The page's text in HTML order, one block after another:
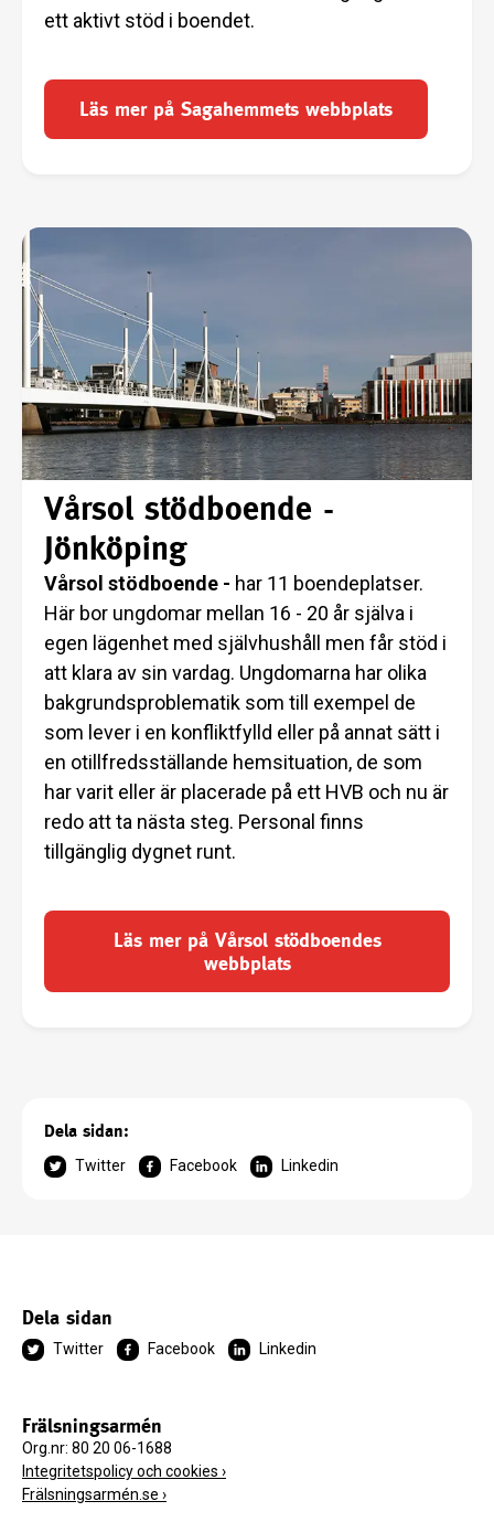
ett aktivt stöd i boendet.
Läs mer på Sagahemmets webbplats
Vårsol stödboende -
Jönköping
Vårsol stödboende - har 11 boendeplatser.
Här bor ungdomar mellan 16 - 20 år själva i
egen lägenhet med självhushåll men får stöd i
att klara av sin vardag. Ungdomarna har olika
bakgrundsproblematik som till exempel de
som lever i en konfliktfylld eller på annat sätt i
en otillfredsställande hemsituation, de som
har varit eller är placerade på ett HVB och nu är
redo att ta nästa steg. Personal finns
tillgänglig dygnet runt.
Läs mer på Vårsol stödboendes
webbplats
Dela sidan:
Twitter Facebook Linkedin
Dela sidan
Twitter Facebook Linkedin
Frälsningsarmén
Org.nr: 80 20 06-1688
Integritetspolicy och cookies ›
Frälsningsarmén.se ›